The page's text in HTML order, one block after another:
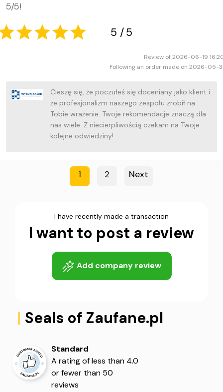
5/5!
5 5
Review of 2026-06-19
Following an order made on 2026-05-
Cieszę się, że poczułeś się doceniany jako klient i
że profesjonalizm naszego zespołu zrobił na
Tobie wrażenie. Twoje rekomendacje znaczą dla
nas wiele. Z niecierpliwością czekam na Twoje
kolejne odwiedziny!
1 2 Next
I have recently made a transaction
I want to post a review
Add company review
| Seals of Zaufane.pl
Standard
A rating of less than 4.0
or fewer than 50
reviews